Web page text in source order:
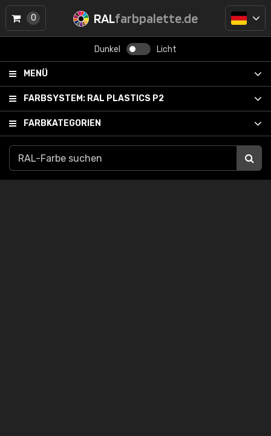
RALfarbpalette.de
Dunkel Licht
MENÜ
FARBSYSTEM: RAL PLASTICS P2
FARBKATEGORIEN
0